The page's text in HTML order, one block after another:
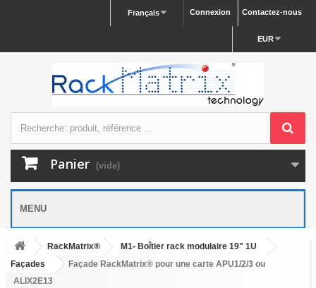
Contactez-nous
Connexion
Français
EUR
Panier (vide)
MENU
RackMatrix®
M1- Boîtier rack modulaire 19" 1U
Façades
Façade RackMatrix® pour une carte APU1/2/3 ou
ALIX2E13